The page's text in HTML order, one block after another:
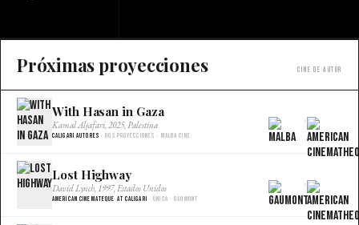
Próximas proyecciones Cine de autor
With Hasan in Gaza
Kamal Aljafari, 2025, Palestina
Caligari Autores · Dos proyecciones · Malba Cine
×
Lost Highway
David Lynch, 1997, Estados Unidos
American Cinemateque at Caligari · Única · Gaumont
×